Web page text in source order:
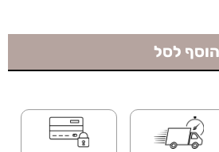
הוסף לסל